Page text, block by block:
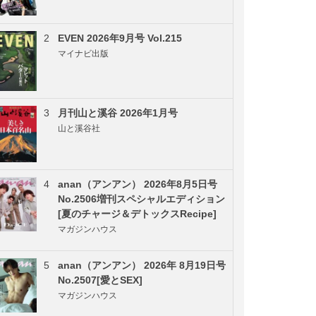
2 EVEN 2026年9月号 Vol.215
マイナビ出版
3 月刊山と溪谷 2026年1月号
山と溪谷社
4
anan（アンアン） 2026年8月5日号
No.2506増刊スペシャルエディション
[夏のチャージ＆デトックスRecipe]
マガジンハウス
5
anan（アンアン） 2026年 8月19日号
No.2507[愛とSEX]
マガジンハウス